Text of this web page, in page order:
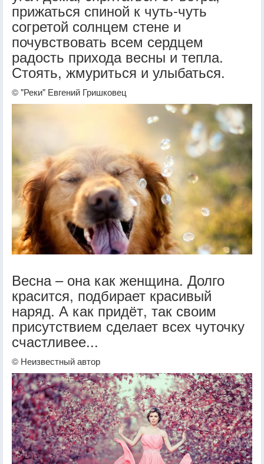
прижаться спиной к чуть-чуть
согретой солнцем стене и
почувствовать всем сердцем
радость прихода весны и тепла.
Стоять, жмуриться и улыбаться.
© "Реки" Евгений Гришковец
Весна – она как женщина. Долго
красится, подбирает красивый
наряд. А как придёт, так своим
присутствием сделает всех чуточку
счастливее...
© Неизвестный автор